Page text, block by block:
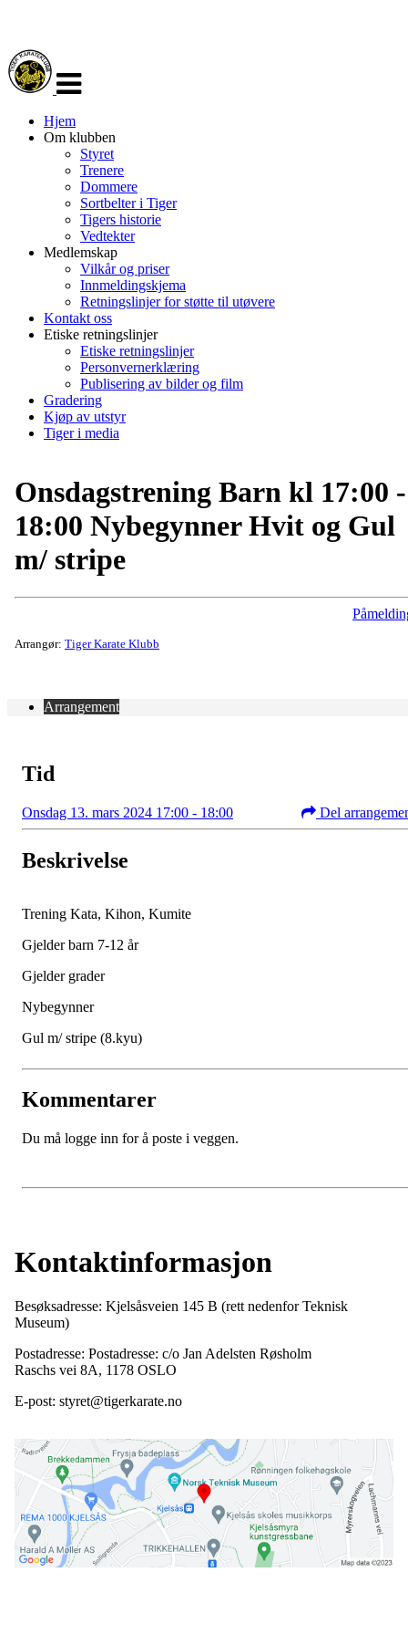
navigasjon
Hjem
Om klubben
Styret
Trenere
Dommere
Sortbelter i Tiger
Tigers historie
Vedtekter
Medlemskap
Vilkår og priser
Innmeldingskjema
Retningslinjer for støtte til utøvere
Kontakt oss
Etiske retningslinjer
Etiske retningslinjer
Personvernerklæring
Publisering av bilder og film
Gradering
Kjøp av utstyr
Tiger i media
Onsdagstrening Barn kl 17:00 -
18:00 Nybegynner Hvit og Gul
m/ stripe
Arrangør: Tiger Karate Klubb
Arrangement
Tid
Onsdag 13. mars 2024 17:00 - 18:00 Del
Beskrivelse
Trening Kata, Kihon, Kumite
Gjelder barn 7-12 år
Gjelder grader
Nybegynner
Gul m/ stripe (8.kyu)
Kommentarer
Du må logge inn for å poste i veggen.
Kontaktinformasjon
Besøksadresse: Kjelsåsveien 145 B (rett nedenfor Teknisk
Museum)
Postadresse: Postadresse: c/o Jan Adelsten Røsholm
Raschs vei 8A, 1178 OSLO
E-post: styret@tigerkarate.no